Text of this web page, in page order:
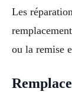
Les
ou la remise